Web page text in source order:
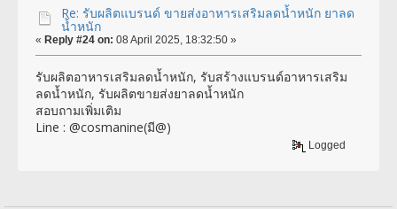
Re: รับผลิตแบรนด์ ขายส่งอาหารเสริมลดน้ำหนัก ยาลด
น้ำหนัก
« Reply #24 on: 08 April 2025, 18:32:50 »
รับผลิตอาหารเสริมลดน้ำหนัก, รับสร้างแบรนด์อาหารเสริม
ลดน้ำหนัก, รับผลิตขายส่งยาลดน้ำหนัก
สอบถามเพิ่มเติม
Line : @cosmanine(มี@)
Logged